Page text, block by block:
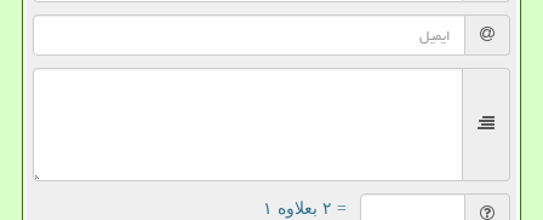
= ۲ بعلاوه ۱